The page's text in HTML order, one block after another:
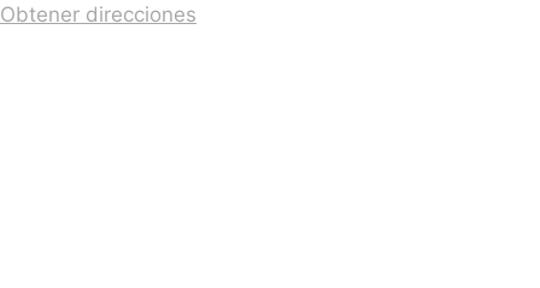
Obtener direcciones